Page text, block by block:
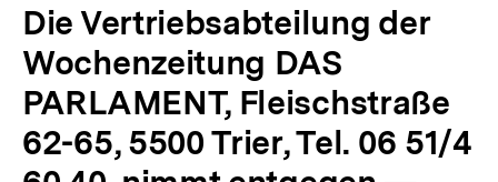
Die Vertriebsabteilung der
Wochenzeitung DAS
PARLAMENT, Fleischstraße
62-65, 5500 Trier, Tel. 06 51/4